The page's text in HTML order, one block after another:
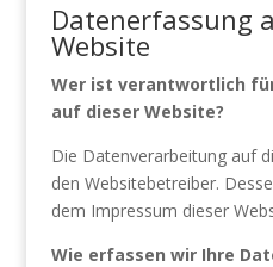
Datenerfassung
Website
Wer ist verantwortlich
auf dieser Website?
Die Datenverarbeitung auf
den Websitebetreiber.
dem Impressum dieser
Wie erfassen wir Ihre